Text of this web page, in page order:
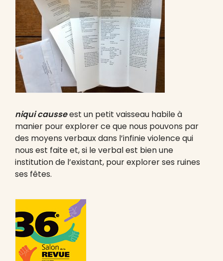
niqui causseest un petit vaisseau habile à
manier pour explorer ce que nous pouvons par
des moyens verbaux dans l’infinie violence qui
nous est faite et, si le verbal est bien une
institution de l’existant, pour explorer ses ruines
ses fêtes.